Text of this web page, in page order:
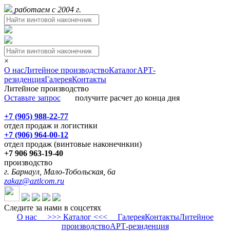
работаем с 2004 г.
×
О насЛитейное производствоКаталогАРТ-
резиденцияГалереяКонтакты
Литейное производство
Оставьте запрос получите расчет до конца дня
+7 (905) 988-22-77
отдел продаж и логистики
+7 (906) 964-00-12
отдел продаж (винтовые наконечнкии)
+7 906 963-19-40
производство
г. Барнаул, Мало-Тобольская, 6а
zakaz@aztlcom.ru
Следите за нами в соцсетях
О нас>>> Каталог <<< ГалереяКонтактыЛитейное
производствоАРТ-резиденция